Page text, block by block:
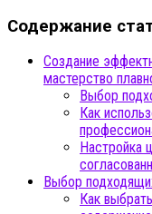
Содержание
Создание
мастерство
Выбор
Как
Настройка
Выбор
Как